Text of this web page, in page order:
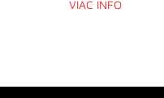
VIAC INFO